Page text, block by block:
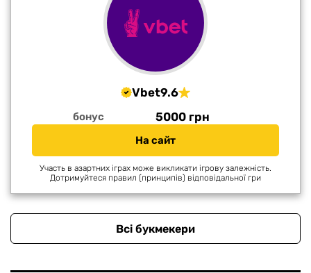
Vbet9.6
бонус 5000 грн
На сайт
Участь в азартних іграх може викликати ігрову залежність.
Дотримуйтеся правил (принципів) відповідальної гри
Всі букмекери